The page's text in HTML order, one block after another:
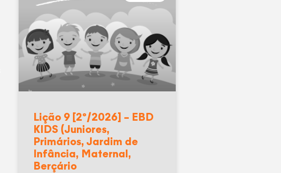
Lição 9 [2º/2026] – EBD
KIDS (Juniores,
Primários, Jardim de
Infância, Maternal,
Berçário